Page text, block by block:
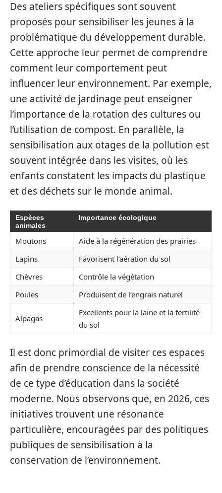
Des ateliers spécifiques sont souvent
proposés pour sensibiliser les jeunes à la
problématique du développement durable.
Cette approche leur permet de comprendre
comment leur comportement peut
influencer leur environnement. Par exemple,
une activité de jardinage peut enseigner
l’importance de la rotation des cultures ou
l’utilisation de compost. En parallèle, la
sensibilisation aux otages de la pollution est
souvent intégrée dans les visites, où les
enfants constatent les impacts du plastique
et des déchets sur le monde animal.
Espèces
animales
Importance écologique
Moutons
Aide à la régénération des prairies
Lapins
Favorisent l’aération du sol
Chèvres
Contrôle la végétation
Poules
Produisent de l’engrais naturel
Alpagas
Excellents pour la laine et la fertilité
du sol
Il est donc primordial de visiter ces espaces
afin de prendre conscience de la nécessité
de ce type d’éducation dans la société
moderne. Nous observons que, en 2026, ces
initiatives trouvent une résonance
particulière, encouragées par des politiques
publiques de sensibilisation à la
conservation de l’environnement.